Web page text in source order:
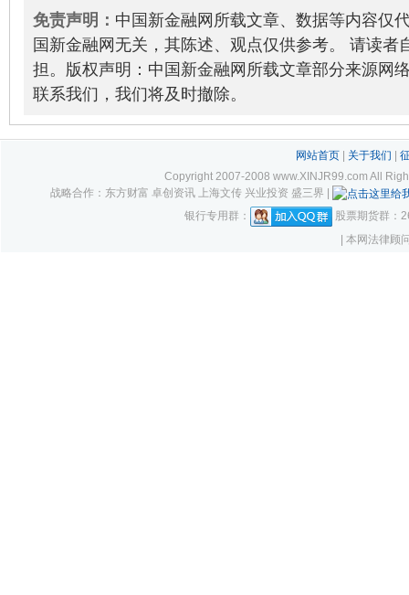
08
免责声明： 中国新金融网所载文章、数据等内容仅
国新金融网无关，其陈述、观点仅供参考。 请读者
担。版权声明：中国新金融网所载文章部分来源网
联系我们，我们将及时撤除。
网站首页| 关于我们
Copyright 2007-2008 www.XINJR99.com All
战略合作：东方财富 卓创资讯 上海文传 兴业投资 盛三界 |
银行专用群：
股票期货群：
| 本网法律顾